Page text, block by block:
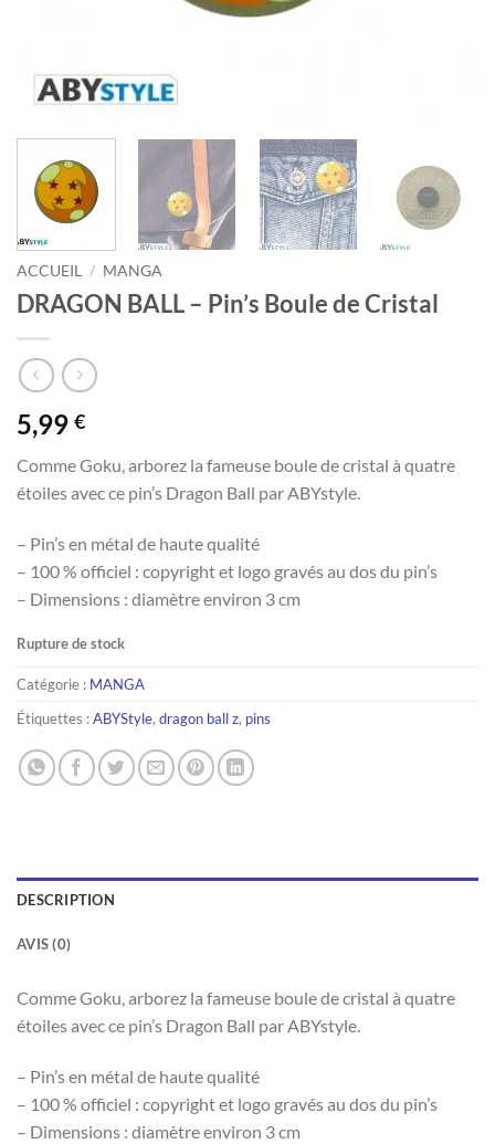
ACCUEIL / MANGA
DRAGON BALL – Pin’s Boule de Cristal
5,99 €
Comme Goku, arborez la fameuse boule de cristal à quatre
étoiles avec ce pin’s Dragon Ball par ABYstyle.
– Pin’s en métal de haute qualité
– 100 % officiel : copyright et logo gravés au dos du pin’s
– Dimensions : diamètre environ 3 cm
Rupture de stock
Catégorie : MANGA
Étiquettes :ABYStyle, dragon ball z, pins
DESCRIPTION
AVIS (0)
Comme Goku, arborez la fameuse boule de cristal à quatre
étoiles avec ce pin’s Dragon Ball par ABYstyle.
– Pin’s en métal de haute qualité
– 100 % officiel : copyright et logo gravés au dos du pin’s
– Dimensions : diamètre environ 3 cm